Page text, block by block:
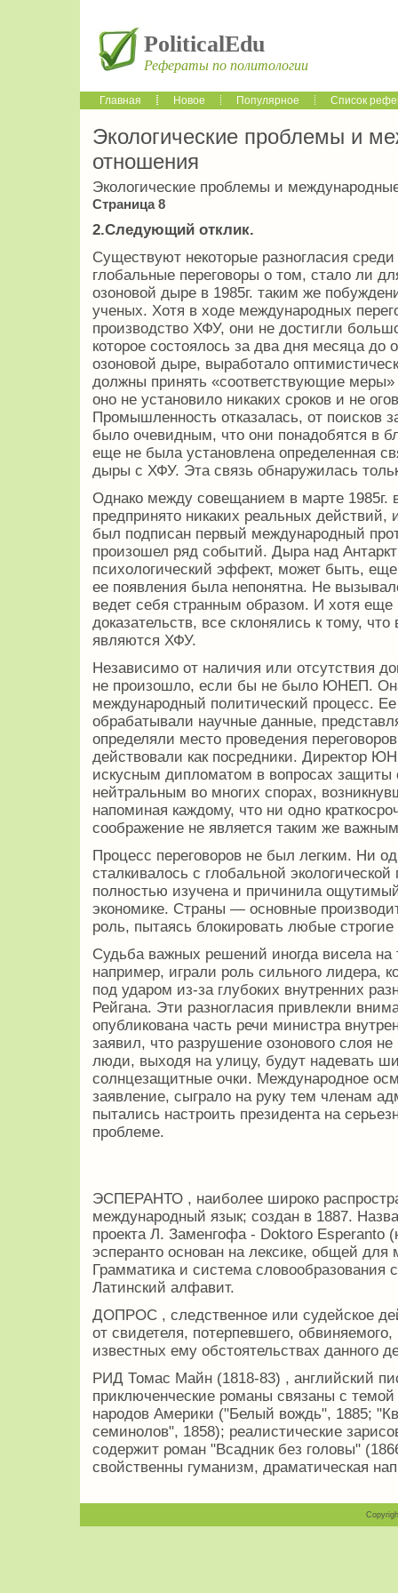
PoliticalEdu
Рефераты по политологии
Главная Новое Популярное Список
Экологические проблемы и
отношения
Экологические проблемы и
Страница 8
2.Следующий отклик.
Существуют некоторые разногласия
глобальные переговоры о том, стало ли
озоновой дыре в 1985г. таким же
ученых. Хотя в ходе международных
производство ХФУ, они не достигли
которое состоялось за два дня месяца до
озоновой дыре, выработало
должны принять «соответствующие
оно не установило никаких сроков и не
Промышленность отказалась, от поисков
было очевидным, что они понадобятся в
еще не была установлена определенная
дыры с ХФУ. Эта связь обнаружилась
Однако между совещанием в марте 1985г.
предпринято никаких реальных действий,
был подписан первый международный
произошел ряд событий. Дыра над
психологический эффект, может быть,
ее появления была непонятна. Не
ведет себя странным образом. И хотя
доказательств, все склонялись к тому,
являются ХФУ.
Независимо от наличия или отсутствия
не произошло, если бы не было ЮНЕП.
международный политический процесс.
обрабатывали научные данные,
определяли место проведения
действовали как посредники. Директор
искусным дипломатом в вопросах
нейтральным во многих спорах,
напоминая каждому, что ни одно
соображение не является таким же
Процесс переговоров не был легким. Ни
сталкивалось с глобальной
полностью изучена и причинила
экономике. Страны — основные
роль, пытаясь блокировать любые
Судьба важных решений иногда висела
например, играли роль сильного лидера,
под ударом из-за глубоких внутренних
Рейгана. Эти разногласия привлекли
опубликована часть речи министра
заявил, что разрушение озонового слоя
люди, выходя на улицу, будут надевать
солнцезащитные очки. Международное
заявление, сыграло на руку тем членам
пытались настроить президента на
проблеме.
ЭСПЕРАНТО , наиболее широко
международный язык; создан в 1887.
проекта Л. Заменгофа - Doktoro
эсперанто основан на лексике, общей для
Грамматика и система словообразования
Латинский алфавит.
ДОПРОС , следственное или судейское
от свидетеля, потерпевшего,
известных ему обстоятельствах данного
РИД Томас Майн (1818-83) , английский
приключенческие романы связаны с
народов Америки ("Белый вождь", 1885;
семинолов", 1858); реалистические
содержит роман "Всадник без головы"
свойственны гуманизм, драматическая